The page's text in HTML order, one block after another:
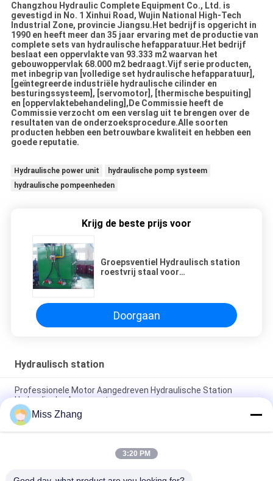
Changzhou Hydraulic Complete Equipment Co., Ltd. is
gevestigd in No. 1 Xinhui Road, Wujin National High-Tech
Industrial Zone, provincie Jiangsu.Het bedrijf is opgericht in
1990 en heeft meer dan 35 jaar ervaring met de productie van
complete sets van hydraulische hefapparatuur.Het bedrijf
beslaat een oppervlakte van 93.333 m2 waarvan het
gebouwoppervlak 68.000 m2 bedraagt.Vijf serie producten,
met inbegrip van [volledige set hydraulische hefapparatuur],
[geïntegreerde industriële hydraulische cilinder en
besturingssysteem], [servomotor], [thermische bespuiting]
en [oppervlaktebehandeling],De Commissie heeft de
Commissie verzocht om een verslag uit te brengen over de
resultaten van de onderzoeksprocedure.Alle soorten
producten hebben een betrouwbare kwaliteit en hebben een
goede reputatie.
Hydraulische power unit
hydraulische pomp systeem
hydraulische pompeenheden
Krijg de beste prijs voor
Groepsventiel Hydraulisch station
roestvrij staal voor
Doorgaan
Hydraulisch station
Professionele Motor Aangedreven Hydraulische Station
Hydraulische Aggregaat
Hoogdrukhydraulisch systeem Hydraulische klep
Lichaamskanaal geassembleerd
Groepsventiel Hydraulisch station roestvrij staal voor
Miss Zhang
3:20 PM